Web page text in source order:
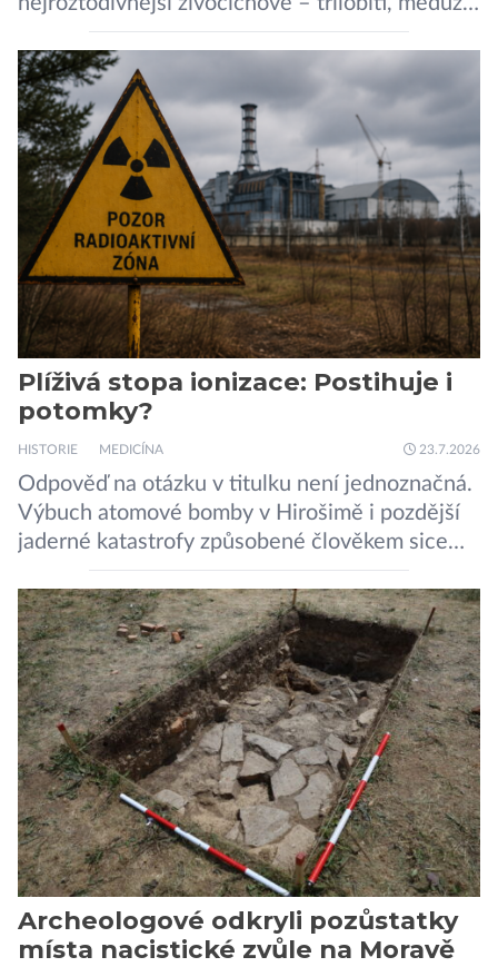
či hlavonožci. V dávném kambriu žil také
prazvláštní stonožce podobný tvor, který měl
zárodky zbraní typických pro dnešní pavouky.
Pavouci, štíři či klíšťata jsou členovci patřící do
skupiny klepítkatců. Vyznačují se takzvanými
chelicerami, které u nich představují právě […]
Plíživá stopa ionizace: Postihuje i
potomky?
HISTORIE MEDICÍNA 23.7.2026
Odpověď na otázku v titulku není jednoznačná.
Výbuch atomové bomby v Hirošimě i pozdější
jaderné katastrofy způsobené člověkem sice
ukázaly, že silné dávky ionizace zabíjejí a že
slabší a dlouhodobé záření poškozuje DNA.
Přesto není stále zcela jasné, nakolik se mutace
vzniklé ozářením přenášejí na potomstvo. Před
pěti lety, těsně před 35. výročím výbuchu
Černobylské jaderné elektrárny, […]
Archeologové odkryli pozůstatky
místa nacistické zvůle na Moravě